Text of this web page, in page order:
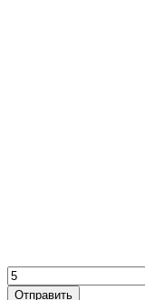
Отправить